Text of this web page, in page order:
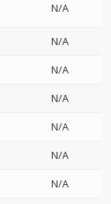
N/A
N/A
N/A
N/A
N/A
N/A
N/A